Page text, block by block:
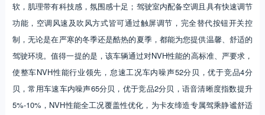
软，肌理带有科技感，氛围感十足；驾驶室内配备空调且具有快速调节
功能，空调风速及吹风方式皆可通过触屏调节，完全替代按钮开关控
制，无论是在严寒的冬季还是酷热的夏季，都能为您提供温馨、舒适的
驾驶环境。值得一提的是，该车辆通过对NVH性能的高标准、严要求，
使整车NVH性能行业领先，怠速工况车内噪声52分贝，优于竞品4分
贝，常用车速车内噪声65分贝，优于竞品2分贝，语音清晰度指数提升
5%-10%，NVH性能全工况覆盖性优化，为卡友缔造专属驾乘静谧舒适